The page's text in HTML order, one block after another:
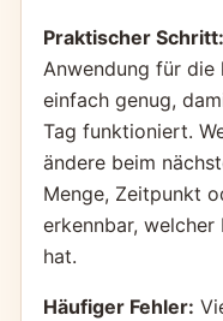
Praktischer Schritt:
Anwendung für die
einfach genug,
Tag funktioniert.
ändere beim
Menge, Zeitpunkt
erkennbar,
hat.
Häufiger Fehler: